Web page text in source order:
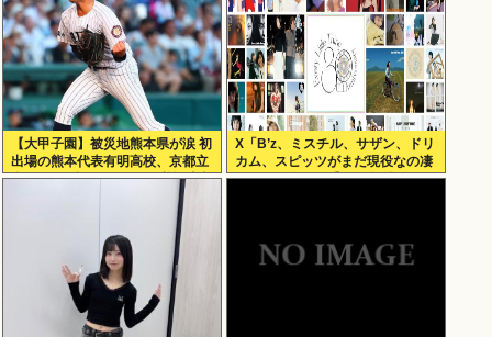
【大甲子園】被災地熊本県が涙 初
出場の熊本代表有明高校、京都立
命館に9回裏2アウトから逆転勝利
X「B’z、ミスチル、サザン、ドリ
カム、スピッツがまだ現役なの凄
いよな。今の歌手が30年後にやれ